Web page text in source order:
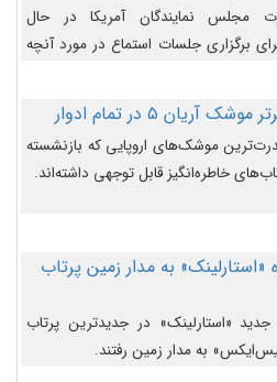
مجلس نمایندگان آمریکا در حال
برگزاری جلسات استماع در مورد آنچه
و قرار است افشاگران یوفوها هفته آینده
شهادت دهند.
موشک‌های اروپایی که بازنشسته
خاطره‌انگیز قابل توجهی داشته‌اند.
«استارلینک» به مدار زمین پرتاب
جدید «استارلینک» در جدیدترین پرتاب
به مدار زمین رفتند.